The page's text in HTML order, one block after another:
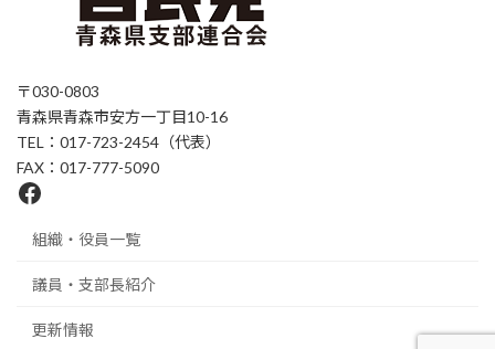
〒030-0803
青森県青森市安方一丁目10-16
TEL：017-723-2454（代表）
FAX：017-777-5090
Facebook
組織・役員一覧
議員・支部長紹介
更新情報